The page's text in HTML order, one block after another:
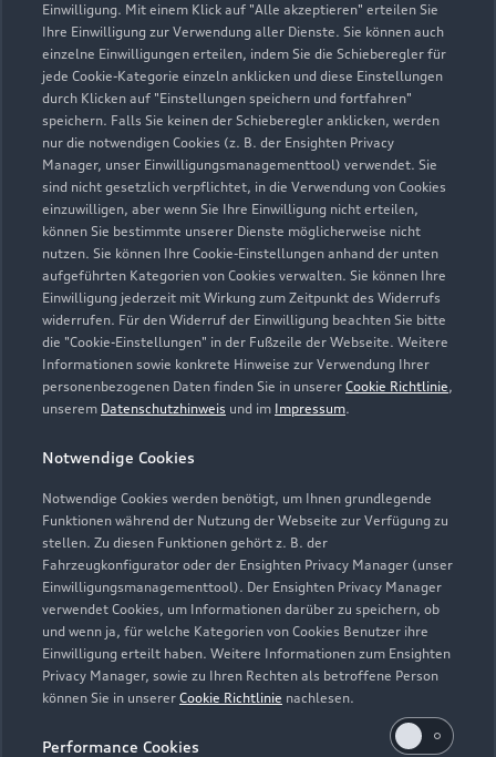
Einwilligung. Mit einem Klick auf "Alle akzeptieren" erteilen Sie
Ihre Einwilligung zur Verwendung aller Dienste. Sie können auch
einzelne Einwilligungen erteilen, indem Sie die Schieberegler für
jede Cookie-Kategorie einzeln anklicken und diese Einstellungen
durch Klicken auf "Einstellungen speichern und fortfahren"
speichern. Falls Sie keinen der Schieberegler anklicken, werden
nur die notwendigen Cookies (z. B. der Ensighten Privacy
Manager, unser Einwilligungsmanagementtool) verwendet. Sie
sind nicht gesetzlich verpflichtet, in die Verwendung von Cookies
einzuwilligen, aber wenn Sie Ihre Einwilligung nicht erteilen,
können Sie bestimmte unserer Dienste möglicherweise nicht
nutzen. Sie können Ihre Cookie-Einstellungen anhand der unten
aufgeführten Kategorien von Cookies verwalten. Sie können Ihre
Einwilligung jederzeit mit Wirkung zum Zeitpunkt des Widerrufs
widerrufen. Für den Widerruf der Einwilligung beachten Sie bitte
die "Cookie-Einstellungen" in der Fußzeile der Webseite. Weitere
Informationen sowie konkrete Hinweise zur Verwendung Ihrer
personenbezogenen Daten finden Sie in unserer Cookie Richtlinie,
unserem Datenschutzhinweis und im Impressum.
Notwendige Cookies
Notwendige Cookies werden benötigt, um Ihnen grundlegende
Funktionen während der Nutzung der Webseite zur Verfügung zu
stellen. Zu diesen Funktionen gehört z. B. der
Fahrzeugkonfigurator oder der Ensighten Privacy Manager (unser
Einwilligungsmanagementtool). Der Ensighten Privacy Manager
verwendet Cookies, um Informationen darüber zu speichern, ob
und wenn ja, für welche Kategorien von Cookies Benutzer ihre
Einwilligung erteilt haben. Weitere Informationen zum Ensighten
Privacy Manager, sowie zu Ihren Rechten als betroffene Person
können Sie in unserer Cookie Richtlinie nachlesen.
Performance Cookies
Leimbachstraße 165
57074 Siegen
0271 234460
info@audi-zentrum-siegen.de
Kontaktdaten herunterladen
Öffnungszeiten
Verkauf
Geschlossen, öffnet amMontag 08:00
Service
Montag 07:00